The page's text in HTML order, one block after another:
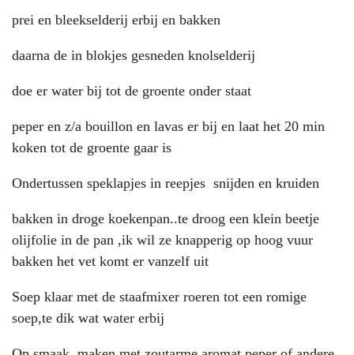
prei en bleekselderij erbij en bakken
daarna de in blokjes gesneden knolselderij
doe er water bij tot de groente onder staat
peper en z/a bouillon en lavas er bij en laat het 20 min
koken tot de groente gaar is
Ondertussen speklapjes in reepjes snijden en kruiden
bakken in droge koekenpan..te droog een klein beetje
olijfolie in de pan ,ik wil ze knapperig op hoog vuur
bakken het vet komt er vanzelf uit
Soep klaar met de staafmixer roeren tot een romige
soep,te dik wat water erbij